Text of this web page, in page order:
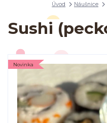
Úvod Náušnice
Sushi
Novinka